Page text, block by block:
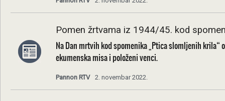
Pomen žrtvama iz 1944/45. kod
Na Dan mrtvih kod spomenika „Ptica slomljenih
ekumenska misa i položeni venci.
Pannon RTV 2. novembar 2022.